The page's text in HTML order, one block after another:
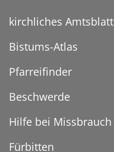
kirchliches Amtsblatt
Bistums-Atlas
Pfarreifinder
Beschwerde
Hilfe bei Missbrauch
Fürbitten